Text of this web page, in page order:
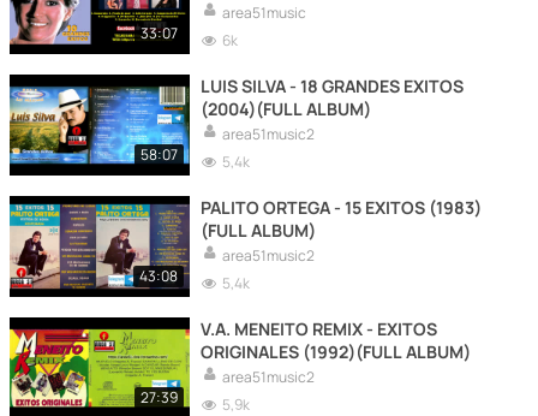
33:07
area51music
6k
58:07
LUIS SILVA - 18 GRANDES EXITOS
(2004)(FULL ALBUM)
area51music2
5,4k
43:08
PALITO ORTEGA - 15 EXITOS (1983)
(FULL ALBUM)
area51music2
5,4k
27:39
V.A. MENEITO REMIX - EXITOS
ORIGINALES (1992)(FULL ALBUM)
area51music2
5,9k